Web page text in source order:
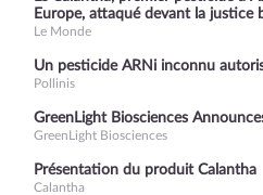
Europe, attaqué devant la justice
Le Monde
Un pesticide ARNi inconnu
Pollinis
GreenLight Biosciences
GreenLight Biosciences
Présentation du produit Calantha
Calantha